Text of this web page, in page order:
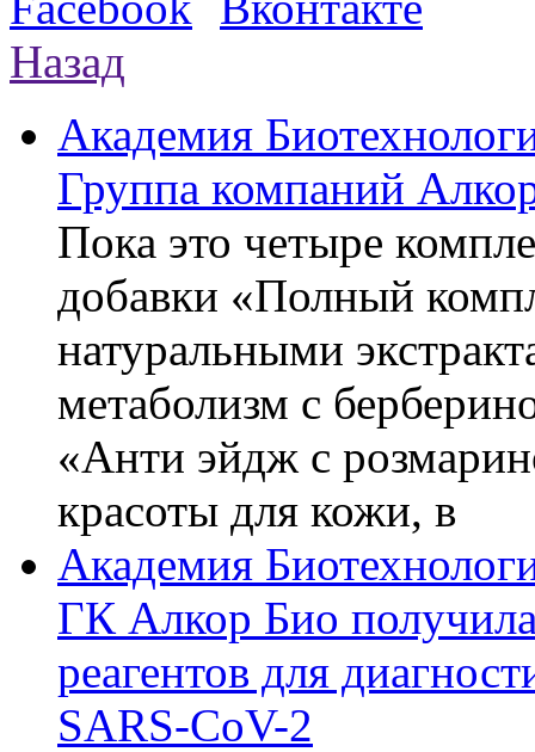
Назад
Академия
Группа компаний
Пока это четыре
добавки «Полный
натуральными
метаболизм с
«Анти эйдж с
красоты для кожи, в
Академия
ГК Алкор Био
реагентов для
SARS-CoV-2